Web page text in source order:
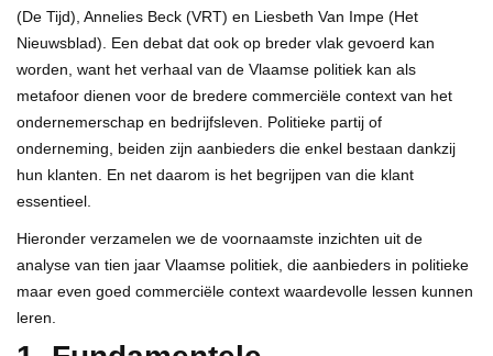
(De Tijd), Annelies Beck (VRT) en Liesbeth Van Impe (Het
Nieuwsblad). Een debat dat ook op breder vlak gevoerd kan
worden, want het verhaal van de Vlaamse politiek kan als
metafoor dienen voor de bredere commerciële context van het
ondernemerschap en bedrijfsleven. Politieke partij of
onderneming, beiden zijn aanbieders die enkel bestaan dankzij
hun klanten. En net daarom is het begrijpen van die klant
essentieel.
Hieronder verzamelen we de voornaamste inzichten uit de
analyse van tien jaar Vlaamse politiek, die aanbieders in politieke
maar even goed commerciële context waardevolle lessen kunnen
leren.